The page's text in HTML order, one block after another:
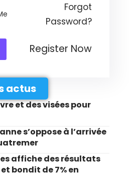
Forgot
Password?
Register Now
actus
et des visées pour
s’oppose à l’arrivée
affiche des résultats
bondit de 7% en